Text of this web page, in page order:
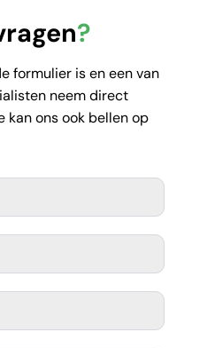
?
formulier is en een van
neem direct
kan ons ook bellen op